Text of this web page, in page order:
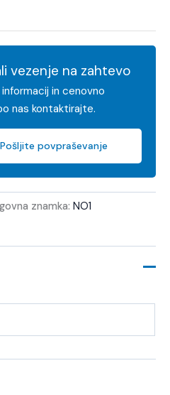
vezenje na zahtevo
in cenovno
nas kontaktirajte.
Pošljite povpraševanje
znamka:NO1